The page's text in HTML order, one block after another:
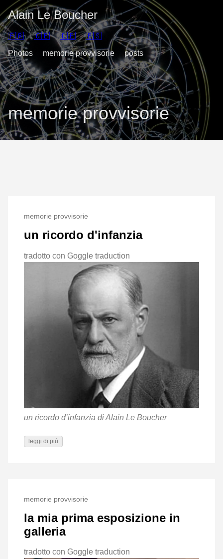
Alain Le Boucher
🇫🇷 🇬🇧 🇩🇪
🇪🇸
Photos
memorie provvisorie posts
memorie provvisorie
memorie provvisorie
un ricordo d'infanzia
tradotto con Goggle traduction
un ricordo d’infanzia di Alain Le Boucher
leggi di più
memorie provvisorie
la mia prima esposizione in
galleria
tradotto con Goggle traduction